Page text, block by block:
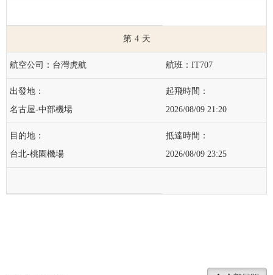
4
台灣虎航 IT707
名古屋-中部機場 2026/08/09 21:20
台北-桃園機場 2026/08/09 23:25